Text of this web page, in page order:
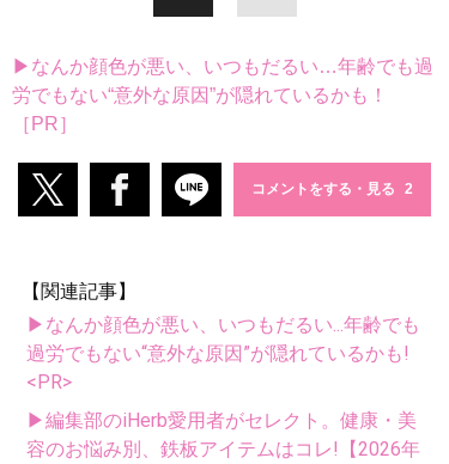
▶なんか顔色が悪い、いつもだるい…年齢でも過
労でもない“意外な原因”が隠れているかも！
［PR］
コメントをする・見る
【関連記事】
▶なんか顔色が悪い、いつもだるい...年齢でも
過労でもない“意外な原因”が隠れているかも!
<PR>
▶編集部のiHerb愛用者がセレクト。健康・美
容のお悩み別、鉄板アイテムはコレ!【2026年